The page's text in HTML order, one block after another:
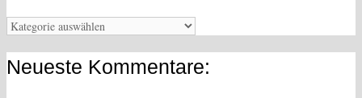
Kategorien-
Neueste Kommentare: